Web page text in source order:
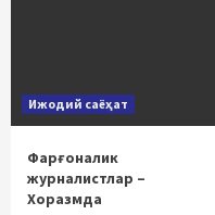
Ижодий саёҳат
Фарғоналик
журналистлар –
Хоразмда